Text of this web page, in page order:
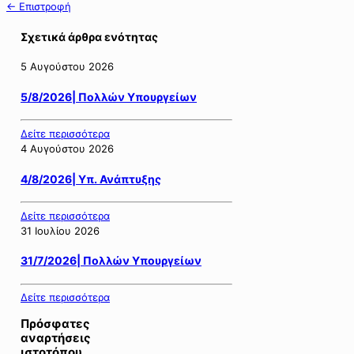
← Επιστροφή
Σχετικά άρθρα ενότητας
5 Αυγούστου 2026
5/8/2026| Πολλών Υπουργείων
Δείτε περισσότερα
4 Αυγούστου 2026
4/8/2026| Υπ. Ανάπτυξης
Δείτε περισσότερα
31 Ιουλίου 2026
31/7/2026| Πολλών Υπουργείων
Δείτε περισσότερα
Πρόσφατες
αναρτήσεις